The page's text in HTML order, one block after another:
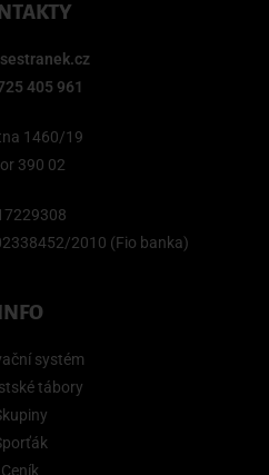
405 961
1460/19
390 02
2010 (Fio banka)
INFO
systém
tábory
Ceník